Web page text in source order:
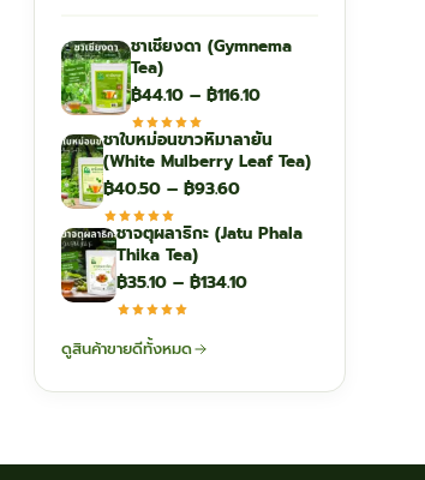
ชาเชียงดา (Gymnema
Tea)
฿44.10 – ฿116.10Price
฿44.10
through
ชาใบหม่อนขาวหิมาลายัน
(White Mulberry Leaf Tea)
฿40.50 – ฿93.60Price
฿40.50
฿93.60
ชาจตุผลาธิกะ (Jatu Phala
Thika Tea)
฿35.10 – ฿134.10Price
฿134.10
ดูสินค้าขายดีทั้งหมด